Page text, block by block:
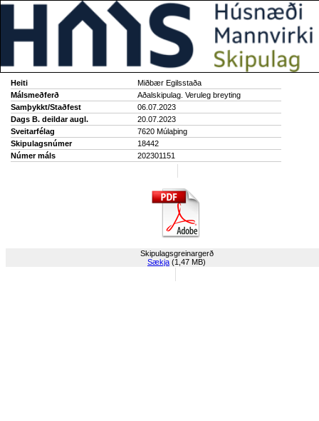
Heiti
Miðbær Egilsstaða
Málsmeðferð
Aðalskipulag. Veruleg breyting
Samþykkt/Staðfest
06.07.2023
Dags B. deildar augl.
20.07.2023
Sveitarfélag
7620 Múlaþing
Skipulagsnúmer
18442
Númer máls
202301151
Skipulagsgreinargerð
Sækja (1,47 MB)